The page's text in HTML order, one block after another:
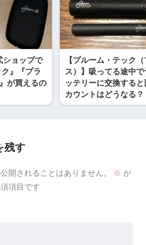
ショップで
ク』『プラ
が買えるの
【プルーム・テック
ス）】吸ってる途中
ッテリーに交換する
カウントはどうなる？
残す
開されることはありません。 ※ が
項目です